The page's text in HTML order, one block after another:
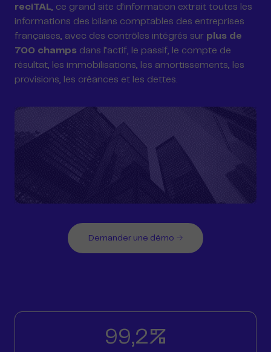
rec TA L, ce grand site d’information extrait toutes es
informations d es bi ans compta b es d es entreprises
françaises, avec d es contrô es intégrés sur p us d e
700 c hamps d ans ’actif, e passif, e compte d e
résu tat, es immo bi isations, es amortissements, es
provisions, es créances et es d ettes.
Demander une démo
99,2%